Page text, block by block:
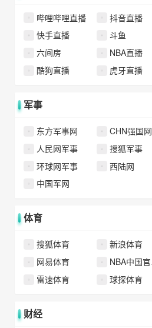
哔哩哔哩直播 抖音直播
快手直播
斗鱼
六间房
NBA直播
酷狗直播
虎牙直播
军事
东方军事网 CHN强国网
人民网军事
搜狐军事
环球网军事
西陆网
中国军网
体育
搜狐体育 新浪体育
网易体育
NBA中国官方网站
雷速体育
球探体育
财经